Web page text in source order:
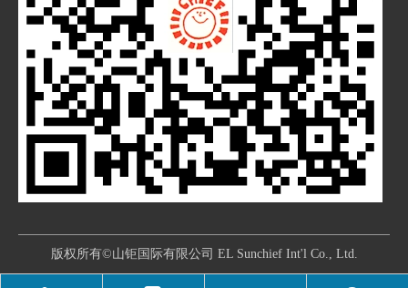
版权所有©山钜国际有限公司 EL Sunchief Int'l Co., Ltd.